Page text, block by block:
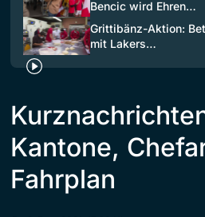
Bencic wird Ehren…
Grittibänz-Aktion:
mit Lakers…
Kantone,
Fahrplan